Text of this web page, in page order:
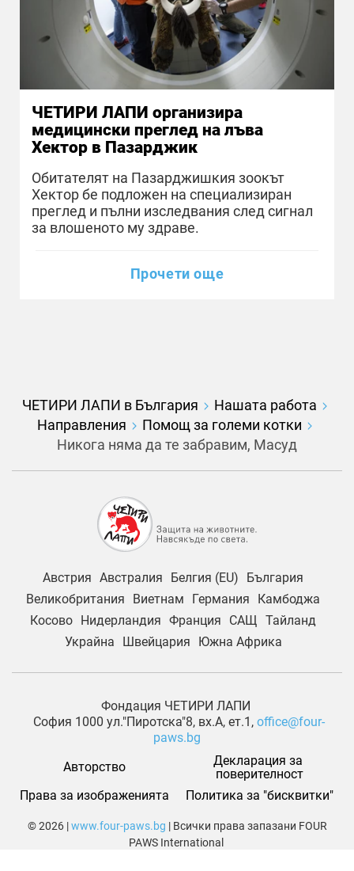
ЧЕТИРИ ЛАПИ организира
медицински преглед на лъва
Хектор в Пазарджик
Обитателят на Пазарджишкия зоокът
Хектор бе подложен на специализиран
преглед и пълни изследвания след сигнал
за влошеното му здраве.
Прочети още
ЧЕТИРИ ЛАПИ в България
Нашата работа
Направления
Помощ за големи котки
Никога няма да те забравим, Масуд
Австрия Австралия Белгия (EU)
България
Великобритания
Виетнам Германия
Камбоджа
Косово Нидерландия Франция САЩ Тайланд
Украйна
Швейцария Южна Африка
Фондация ЧЕТИРИ ЛАПИ
София 1000 ул."Пиротска"8, вх.А, ет.1, office@four-
paws.bg
Авторство
Декларация за
поверителност
Права за изображенията
Политика за "бисквитки"
© 2026 |www.four-paws.bg | Всички права запазани FOUR
PAWS International